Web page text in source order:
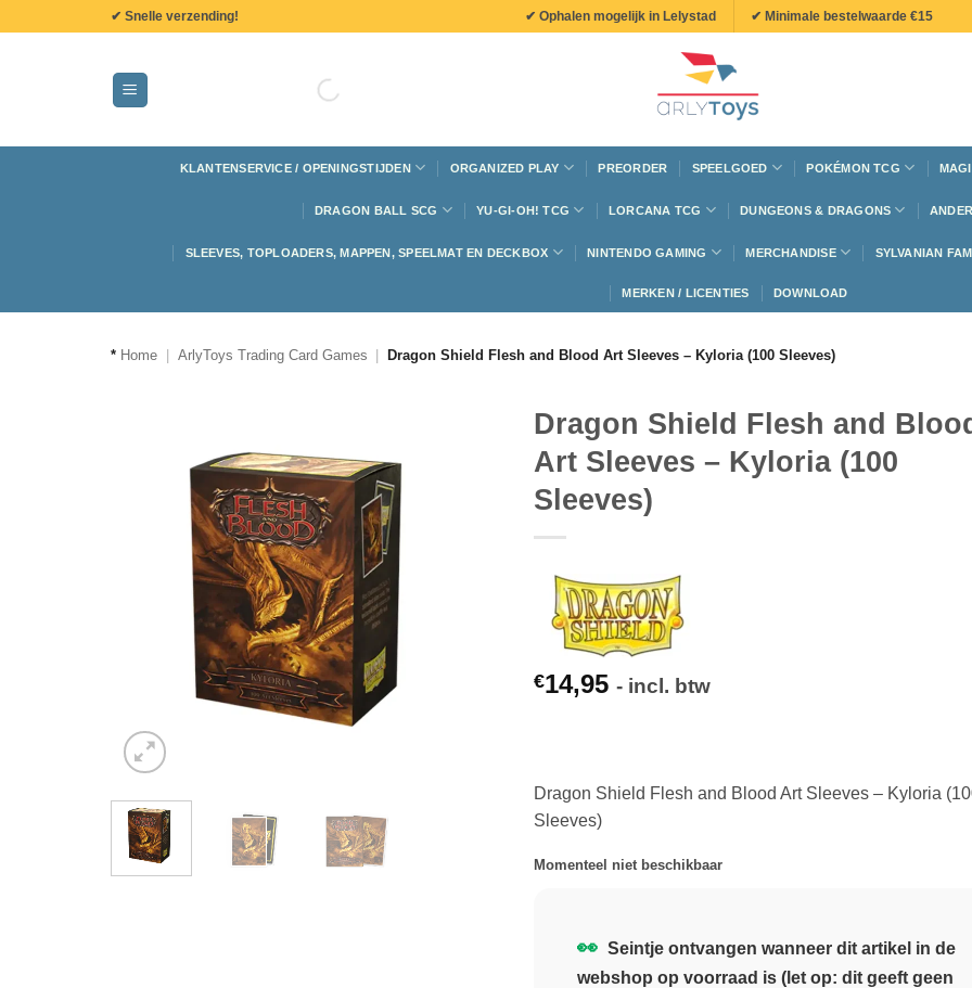
✔ Snelle verzending! ✔ Ophalen mogelijk in Lelystad ✔ Minimale bestelwaarde €15
KLANTENSERVICE / OPENINGSTIJDEN ORGANIZED PLAY PREORDER SPEELGOED POKÉMON TCG
DRAGON BALL SCG YU-GI-OH! TCG LORCANA TCG DUNGEONS & DRAGONS
SLEEVES, TOPLOADERS, MAPPEN, SPEELMAT EN DECKBOX NINTENDO GAMING MERCHANDISE SYLVANIAN
MERKEN / LICENTIES DOWNLOAD
* Home ArlyToys Trading Card Games Dragon Shield Flesh and Blood Art Sleeves – Kyloria (100 Sleeves)
Dragon Shield Flesh and
Art Sleeves – Kyloria (100
Sleeves)
€14,95 - incl. btw
Dragon Shield Flesh and Blood Art Sleeves – Kyloria
Sleeves)
Momenteel niet beschikbaar
👀 Seintje ontvangen wanneer dit artikel in de
webshop op voorraad is (let op: dit geeft geen